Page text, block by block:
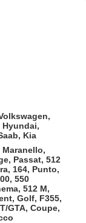
Kia
Maranello,
Passat, 512
164, Punto,
550
512 M,
Golf, F355,
GTA, Coupe,